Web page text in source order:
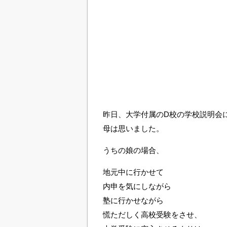
昨日、大学付属のD校の学校説明会
母は思いました。
うちの娘の場合、
地元中に行かせて
内申を気にしながら
塾に行かせながら
慌ただしく高校受験をさせ、